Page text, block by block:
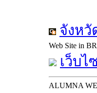
จังหวั
Web Site in
เว็บไ
ALUMNA